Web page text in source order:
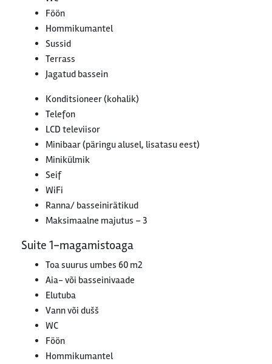
Föön
Hommikumantel
Sussid
Terrass
Jagatud bassein
Konditsioneer (kohalik)
Telefon
LCD televiisor
Minibaar (päringu alusel, lisatasu eest)
Minikülmik
Seif
WiFi
Ranna/ basseinirätikud
Maksimaalne majutus – 3
Suite 1-magamistoaga
Toa suurus umbes 60 m2
Aia- või basseinivaade
Elutuba
Vann või dušš
WC
Föön
Hommikumantel